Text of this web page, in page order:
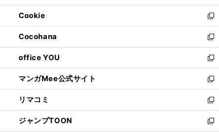
開
く
ウ
で
開
く
ン
ド
ウ
で
開
く
ウ
ィ
ン
ド
ウ
で
開
く
Cookie
新
し
い
ウ
ィ
ン
ド
ウ
で
開
く
Cocohana
新
し
い
ウ
ィ
ン
ド
ウ
で
office YOU
新
し
い
ウ
ィ
ン
ド
マンガMee公式サイト
新
し
い
ウ
ィ
リマコミ
新
し
い
ジャンプTOON
新